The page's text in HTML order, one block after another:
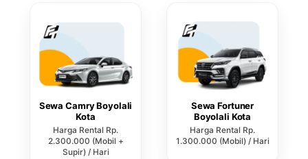
Sewa Camry Boyolali
Kota
Harga Rental Rp.
2.300.000 (Mobil +
Supir) / Hari
Sewa Fortuner
Boyolali Kota
Harga Rental Rp.
1.300.000 (Mobil) / Hari